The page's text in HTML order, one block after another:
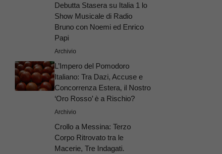
Debutta Stasera su Italia 1 lo
Show Musicale di Radio
Bruno con Noemi ed Enrico
Papi
Archivio
L’Impero del Pomodoro
Italiano: Tra Dazi, Accuse e
Concorrenza Estera, il Nostro
‘Oro Rosso’ è a Rischio?
Archivio
Crollo a Messina: Terzo
Corpo Ritrovato tra le
Macerie, Tre Indagati.